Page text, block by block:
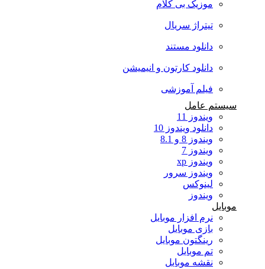
موزیک بی کلام
تیتراژ سریال
دانلود مستند
دانلود کارتون و انیمیشن
فیلم آموزشی
سیستم عامل
ویندوز 11
دانلود ویندوز 10
ویندوز 8 و 8.1
ویندوز 7
ویندوز xp
ویندوز سرور
لینوکس
ویندوز
موبایل
نرم افزار موبایل
بازی موبایل
رینگتون موبایل
تم موبایل
نقشه موبایل